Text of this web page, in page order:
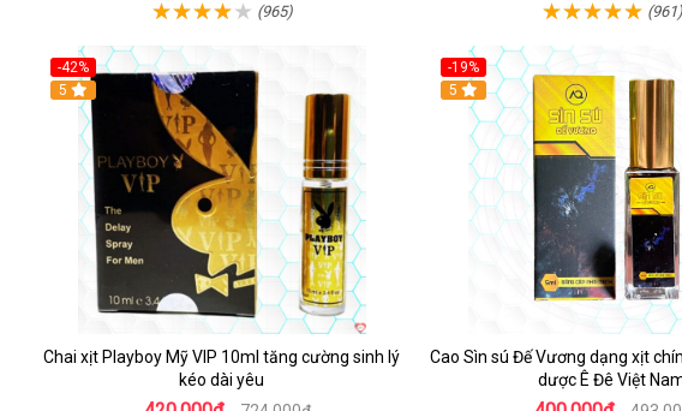
(965) (961)
-42%
5
Chai xịt Playboy Mỹ VIP 10ml tăng cường sinh lý
kéo dài yêu
-19%
5
Cao Sìn sú Đế Vương dạng xịt
dược Ê Đê Việt